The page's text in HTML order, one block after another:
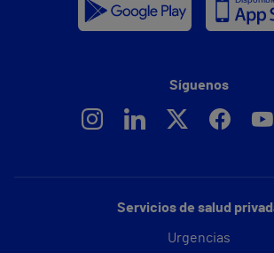
Servicios de salud
Urgencias
Síguenos